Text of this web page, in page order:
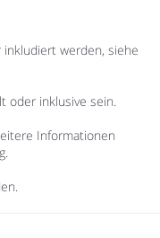
werden, siehe
oder inklusive sein.
Informationen